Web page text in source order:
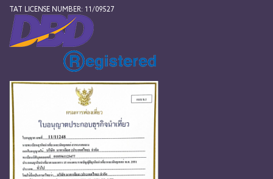
TAT LICENSE NUMBER: 11/09527